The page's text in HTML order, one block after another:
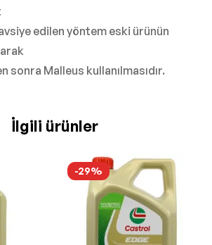
edilen yöntem eski ürünün
sonra Malleus kullanılmasıdır.
İlgili ürünler
-29%